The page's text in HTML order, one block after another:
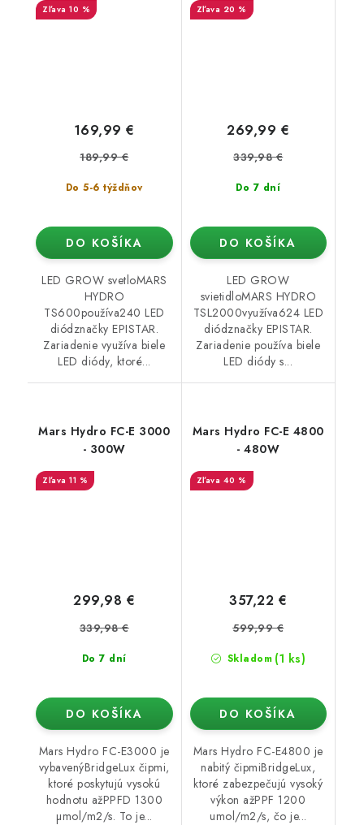
10 %
Do 5-6 týždňov
169,99 €
189,99 €
DO KOŠÍKA
LED GROW svetloMARS
HYDRO
TS600používa240 LED
diódznačky EPISTAR.
Zariadenie využíva biele
LED diódy, ktoré...
20 %
Do 7 dní
269,99 €
339,98 €
DO KOŠÍKA
LED GROW
svietidloMARS HYDRO
TSL2000využíva624 LED
diódznačky EPISTAR.
Zariadenie používa biele
LED diódy s...
Mars Hydro FC-E 3000
- 300W
11 %
Do 7 dní
299,98 €
339,98 €
DO KOŠÍKA
Mars Hydro FC-E3000 je
vybavenýBridgeLux čipmi,
ktoré poskytujú vysokú
hodnotu ažPPFD 1300
µmol/m2/s. To je...
Mars Hydro FC-E 4800
- 480W
40 %
Skladom (1 ks)
357,22 €
599,99 €
DO KOŠÍKA
Mars Hydro FC-E4800 je
nabitý čipmiBridgeLux,
ktoré zabezpečujú vysoký
výkon ažPPF 1200
umol/m2/s, čo je...